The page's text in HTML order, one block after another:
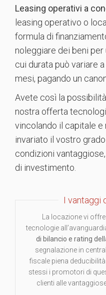
Leasing operativi a
leasing operativo o
formula di
noleggiare dei beni
cui durata può variare
mesi, pagando un
Avete così la
nostra offerta
vincolando il capitale
invariato il vostro
condizioni
di investimento.
I vantaggi
La locazione vi
tecnologie
di bilancio e rating
segnalazione in
fiscale piena deducibilità
stessi i promotori di
clienti alle